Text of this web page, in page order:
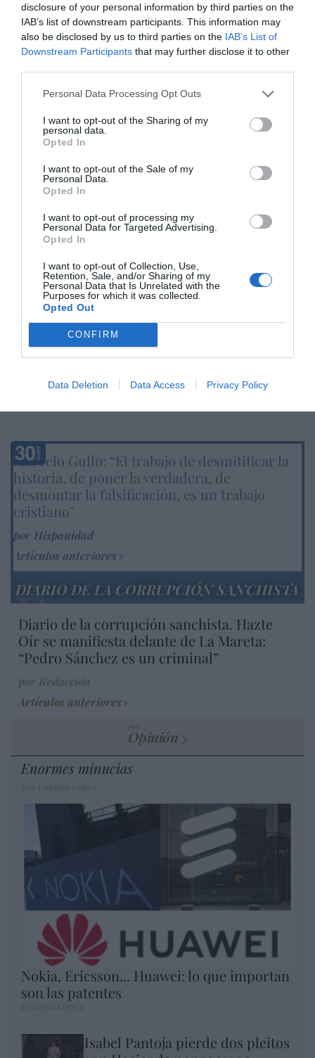
disclosure of your personal information by third parties on the
IAB’s list of downstream participants. This information may
also be disclosed by us to third parties on the IAB’s List of
Downstream Participants that may further disclose it to other
Personal Data Processing Opt Outs
I want to opt-out of the Sharing of my
personal data.
Opted In
I want to opt-out of the Sale of my
Personal Data.
Opted In
I want to opt-out of processing my
Personal Data for Targeted Advertising.
Opted In
I want to opt-out of Collection, Use,
Retention, Sale, and/or Sharing of my
Personal Data that Is Unrelated with the
Purposes for which it was collected.
Opted Out
CONFIRM
Data Deletion Data Access Privacy Policy
SOCIEDAD
Memes. Mohamed en la boya
Redacción
Colombia. La bancada provida impulsa una
reforma para incluir que el derecho a la vida
es inviolable “desde la fecundación”
INTERNACIONAL
La bomba de Hiroshima no perseguía a
católica del Japón
Eulogio López
SOCIEDAD
La batalla no es solo “híbrida” ni
“biopolítica”, sino espiritual... y la ganará la
Virgen
Gabriel Galdón 08/08/26 06:00
SOCIEDAD
Eslovaquia no admite el gaymonio...
Europea
Marcelo Gullo: “El trabajo de desmitificar la
historia, de poner la verdadera, de
desmontar la falsificación, es un trabajo
cristiano"
por Hispanidad
Artículos anteriores
DIARIO DE LA CORRUPCIÓN SANCHISTA
Diario de la corrupción sanchista. Hazte
Oír se manifiesta delante de La Mareta:
“Pedro Sánchez es un criminal”
Artículos anteriores
Opinión
Enormes minucias
Nokia, Ericsson... Huawei: lo que importan
son las patentes
Isabel Pantoja pierde dos pleitos